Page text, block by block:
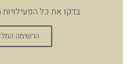
בדקו את כל הפעילויות
הרשימה